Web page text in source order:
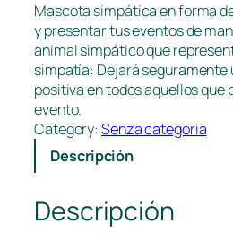
Mascota simpática en forma
y presentar tus eventos de
animal simpático que
simpatía: Dejará seguramente
positiva en todos aquellos que
evento.
Category:Senza categoria
Descripción
Descripción